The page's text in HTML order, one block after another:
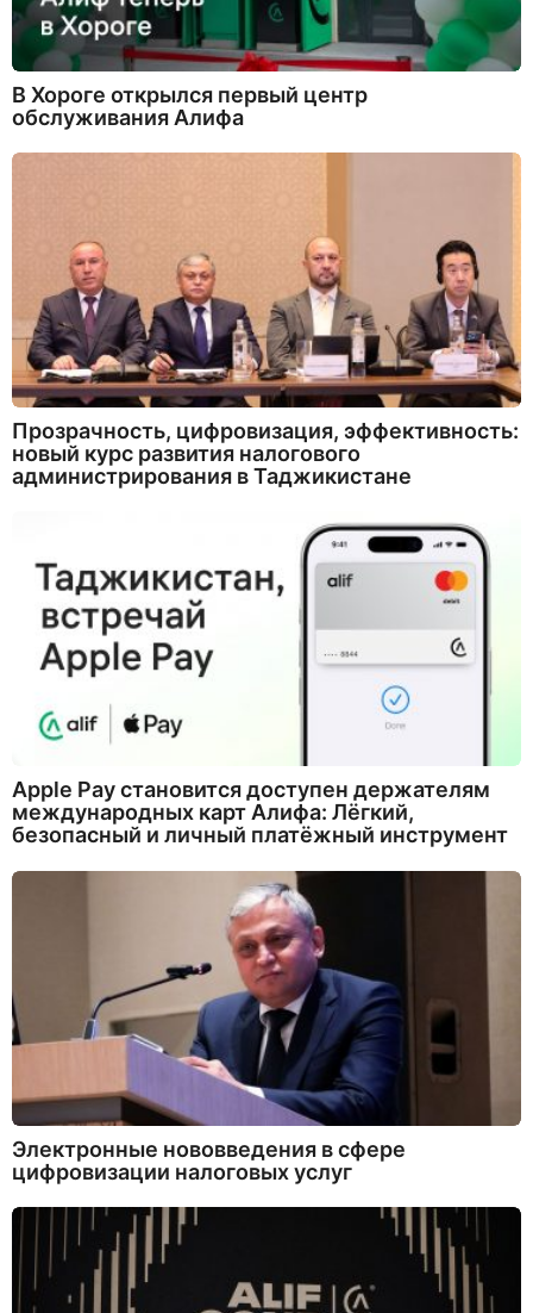
В Хороге открылся первый центр
обслуживания Алифа
Прозрачность, цифровизация, эффективность:
новый курс развития налогового
администрирования в Таджикистане
Apple Pay становится доступен держателям
международных карт Алифа: Лёгкий,
безопасный и личный платёжный инструмент
Электронные нововведения в сфере
цифровизации налоговых услуг